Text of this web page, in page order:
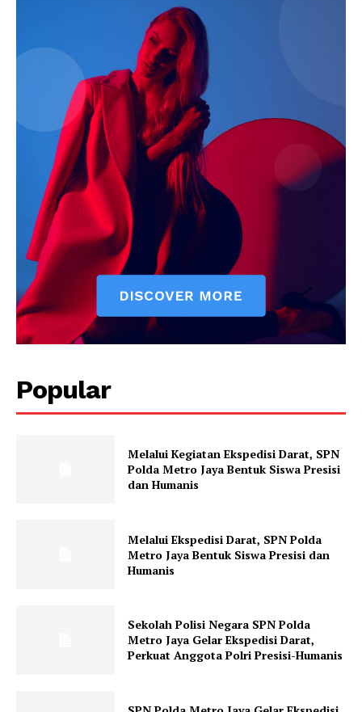
Popular
Melalui Kegiatan Ekspedisi Darat, SPN
Polda Metro Jaya Bentuk Siswa Presisi
dan Humanis
Melalui Ekspedisi Darat, SPN Polda
Metro Jaya Bentuk Siswa Presisi dan
Humanis
Sekolah Polisi Negara SPN Polda
Metro Jaya Gelar Ekspedisi Darat,
Perkuat Anggota Polri Presisi-Humanis